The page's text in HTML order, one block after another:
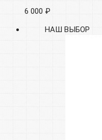
6 000 ₽
НАШ ВЫБОР